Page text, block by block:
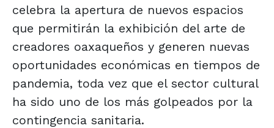
celebra la apertura de nuevos espacios
que permitirán la exhibición del arte de
creadores oaxaqueños y generen nuevas
oportunidades económicas en tiempos de
pandemia, toda vez que el sector cultural
ha sido uno de los más golpeados por la
contingencia sanitaria.